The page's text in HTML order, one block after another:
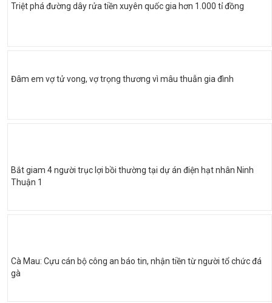
Triệt phá đường dây rửa tiền xuyên quốc gia hơn 1.000 tỉ đồng
Đâm em vợ tử vong, vợ trọng thương vì mâu thuẫn gia đình
Bắt giam 4 người trục lợi bồi thường tại dự án điện hạt nhân Ninh
Thuận 1
Cà Mau: Cựu cán bộ công an báo tin, nhận tiền từ người tổ chức đá
gà